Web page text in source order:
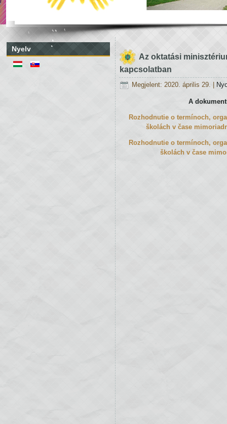
Nyelv
Az oktatási
kapcsolatban
Megjelent: 2020. április 29.
A
Rozhodnutie o termínoch,
školách v čase
Rozhodnutie o termínoch,
školách v čase